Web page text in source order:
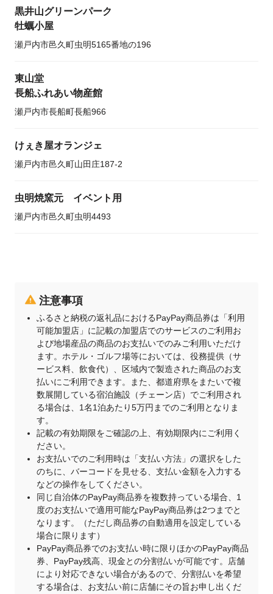
黒井山グリーンパーク
牡蠣小屋
瀬戸内市邑久町虫明5165番地の196
東山堂
長船ふれあい物産館
瀬戸内市長船町長船966
けぇき屋オランジェ
瀬戸内市邑久町山田庄187-2
虫明焼窯元 イベント用
瀬戸内市邑久町虫明4493
注意事項
ふるさと納税の返礼品におけるPayPay商品券は「利用
可能加盟店」に記載の加盟店でのサービスのご利用お
よび地場産品の商品のお支払いでのみご利用いただけ
ます。ホテル・ゴルフ場等においては、役務提供（サ
ービス料、飲食代）、区域内で製造された商品のお支
払いにご利用できます。また、都道府県をまたいで複
数展開している宿泊施設（チェーン店）でご利用され
る場合は、1名1泊あたり5万円までのご利用となりま
す。
記載の有効期限をご確認の上、有効期限内にご利用く
ださい。
お支払いでのご利用時は「支払い方法」の選択をした
のちに、バーコードを見せる、支払い金額を入力する
などの操作をしてください。
同じ自治体のPayPay商品券を複数持っている場合、1
度のお支払いで適用可能なPayPay商品券は2つまでと
なります。（ただし商品券の自動適用を設定している
場合に限ります）
PayPay商品券でのお支払い時に限りほかのPayPay商品
券、PayPay残高、現金との分割払いが可能です。店舗
により対応できない場合があるので、分割払いを希望
する場合は、お支払い前に店舗にその旨お申し出くだ